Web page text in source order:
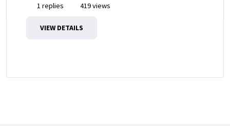
1 replies
419 views
VIEW DETAILS